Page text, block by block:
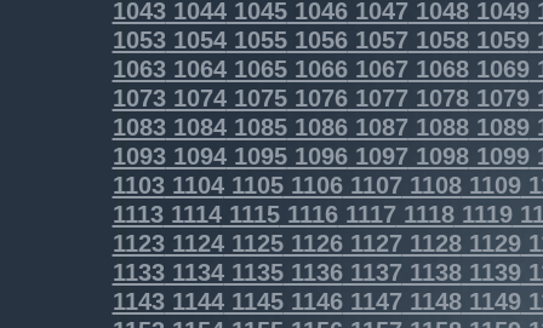
1043104410451046104710481049
1053105410551056105710581059
1063106410651066106710681069
1073107410751076107710781079
1083108410851086108710881089
1093109410951096109710981099
1103110411051106110711081109
1113111411151116111711181119
11231124112511261127 11281129
11331134113511361137 11381139
11431144114511461147 11481149